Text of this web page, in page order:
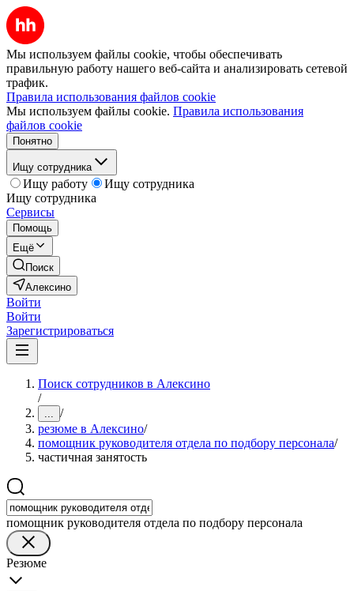
Мы используем файлы cookie, чтобы обеспечивать
правильную работу нашего веб-сайта и анализировать сетевой
трафик.
Правила использования файлов cookie
Мы используем файлы cookie. Правила использования
файлов cookie
Понятно
Ищу сотрудника
Ищу работу
Ищу сотрудника
Ищу сотрудника
Сервисы
Помощь
Ещё
Поиск
Алексино
Войти
Войти
Зарегистрироваться
Поиск сотрудников в Алексино
/
... /
резюме в Алексино/
помощник руководителя отдела по подбору персонала/
частичная занятость
помощник руководителя отдела по подбору персонала
Резюме